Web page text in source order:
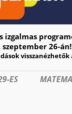
izgalmas
26-án!
visszanézhetők
ES